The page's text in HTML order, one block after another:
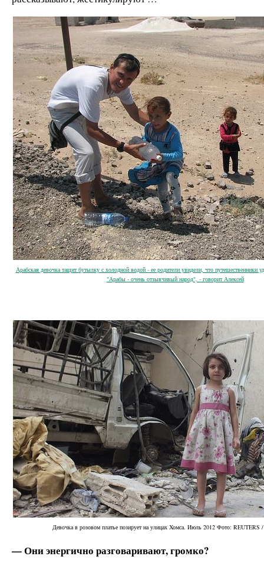
Арабская девочка тащит бутылку с холодной водой - ее родители увидели, что путешественники
"Арабы - очень отзывчивый народ", - говорит Алексей
Девочка в розовом платье позирует на улицах Хомса. Июль 2012 Фото: REUTERS
— Они энергично разговаривают, громко?